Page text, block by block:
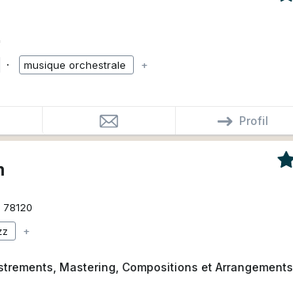
∙ musique orchestrale +
Profil
78120
+
Mastering, Compositions et Arrangements